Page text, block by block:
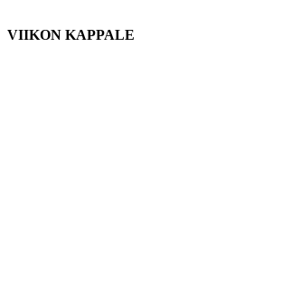
VIIKON KAPPALE